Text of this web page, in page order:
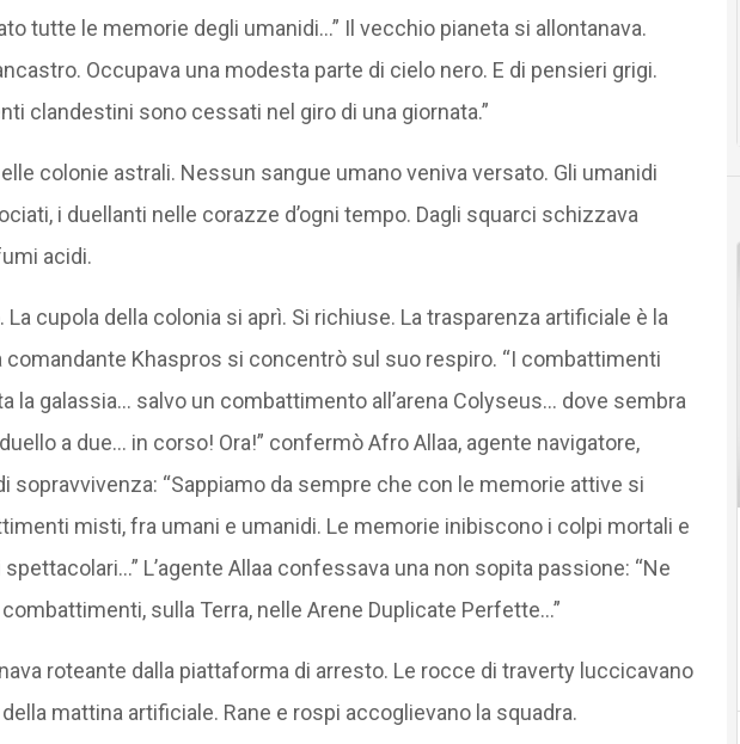
tutte le memorie degli umanidi…” Il vecchio pianeta si allontanava.
Occupava una modesta parte di cielo nero. E di pensieri grigi.
clandestini sono cessati nel giro di una giornata.”
colonie astrali. Nessun sangue umano veniva versato. Gli umanidi
i duellanti nelle corazze d’ogni tempo. Dagli squarci schizzava
acidi.
La cupola della colonia si aprì. Si richiuse. La trasparenza artificiale è la
comandante Khaspros si concentrò sul suo respiro. “I combattimenti
la galassia… salvo un combattimento all’arena Colyseus… dove sembra
a due… in corso! Ora!” confermò Afro Allaa, agente navigatore,
sopravvivenza: “Sappiamo da sempre che con le memorie attive si
misti, fra umani e umanidi. Le memorie inibiscono i colpi mortali e
L’agente Allaa confessava una non sopita passione: “Ne
sulla Terra, nelle Arene Duplicate Perfette…”
roteante dalla piattaforma di arresto. Le rocce di traverty luccicavano
mattina artificiale. Rane e rospi accoglievano la squadra.